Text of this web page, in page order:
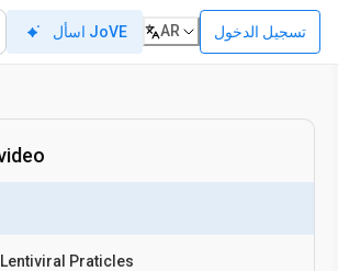
اسأل JoVE AR تسجيل الدخول
Praticles